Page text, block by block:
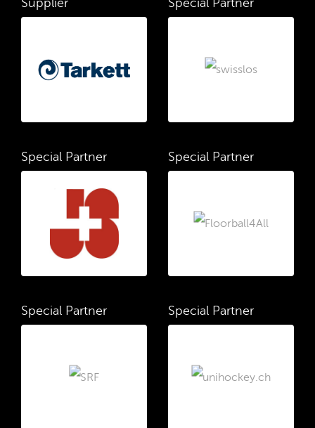
Supplier Special Partner
Special Partner Special Partner
Special Partner Special Partner